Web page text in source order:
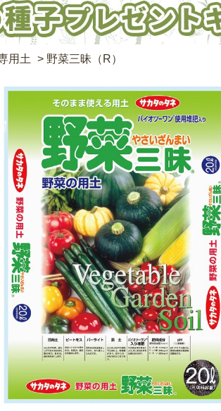
用土 > 野菜三昧（R）